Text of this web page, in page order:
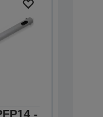
-